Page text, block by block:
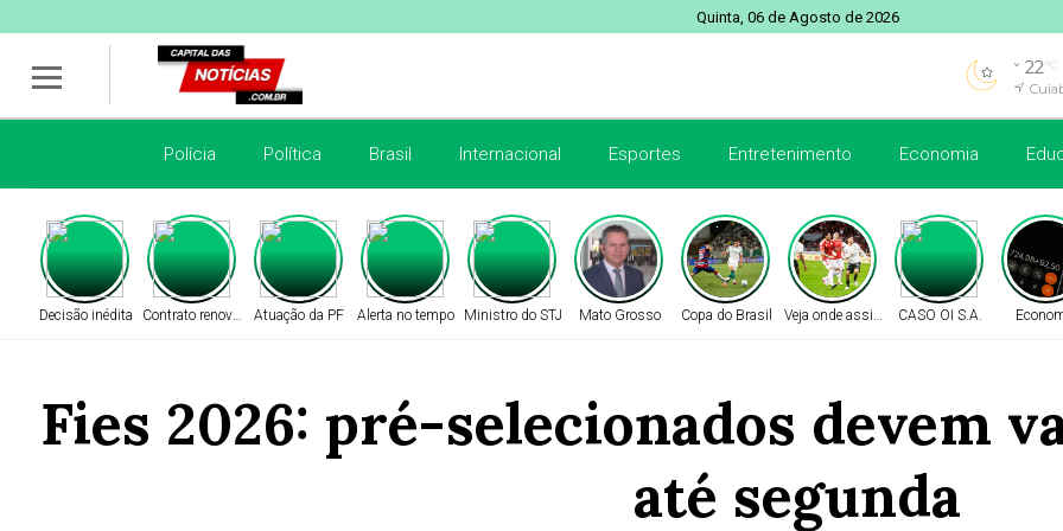
Quinta, 06 de Agosto de 2026
22°C
Polícia Política Brasil Internacional Esportes Entretenimento Economia
Decisão inédita Contrato renovadoAtuação da PF Alerta no tempo Ministro do STJ Mato Grosso Copa do Brasil Veja onde assistir CASO OI S.A.
Fies 2026: pré-selecionados devem
até segunda